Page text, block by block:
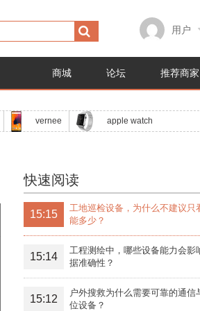
用户
商城 论坛 推荐商家
vernee apple watch
快速阅读
15:15
工地巡检设备，为什么不建议只
能多少？
15:14
工程测绘中，哪些设备能力会影
据准确性？
15:12
户外搜救为什么需要可靠的通信
位设备？